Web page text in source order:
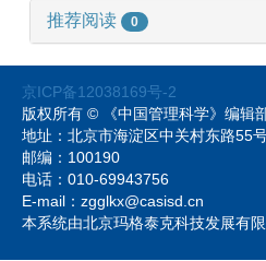
推荐阅读 0
京ICP备12038169号-2
版权所有 © 《中国管理科学》编辑
地址：北京市海淀区中关村东路
邮编：100190
电话：010-69943756
E-mail：zgglkx@casisd.cn
本系统由北京玛格泰克科技发展有